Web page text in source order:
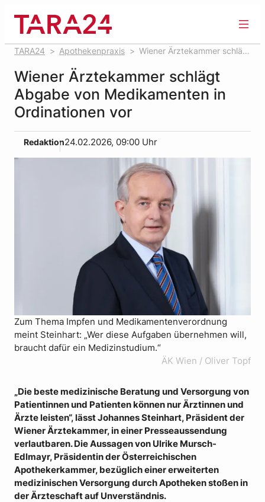
springen
TARA24 Apothekenpraxis
Wiener Ärztekammer schlägt
Wiener Ärztekammer schlägt
Abgabe von Medikamenten in
Ordinationen vor
Redaktion24.02.2026, 09:00 Uhr
Zum Thema Impfen und Medikamentenverordnung
meint Steinhart: „Wer diese Aufgaben übernehmen will,
braucht dafür ein Medizinstudium.“
ÄK Wien / Oliver Topf
„Die beste medizinische Beratung und Versorgung von
Patientinnen und Patienten können nur Ärztinnen und
Ärzte leisten“, lässt Johannes Steinhart, Präsident der
Wiener Ärztekammer, in einer Presseaussendung
verlautbaren. Die Aussagen von Ulrike Mursch-
Edlmayr, Präsidentin der Österreichischen
Apothekerkammer, bezüglich einer erweiterten
medizinischen Versorgung durch Apotheken stoßen in
der Ärzteschaft auf Unverständnis.